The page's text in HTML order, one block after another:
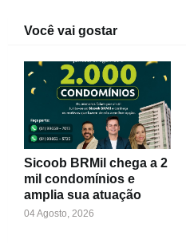
Você vai gostar
Sicoob BRMil chega a 2
mil condomínios e
amplia sua atuação
04 Agosto, 2026